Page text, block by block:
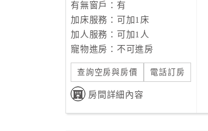
有無窗戶：有
加床服務：可加1床
加人服務：可加1人
寵物進房：不可進房
查詢空房與房價 電話訂房
房間詳細內容